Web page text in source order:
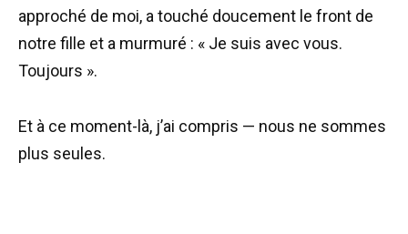
approché de moi, a touché doucement le front de
notre fille et a murmuré : « Je suis avec vous.
Toujours ».
Et à ce moment-là, j’ai compris — nous ne sommes
plus seules.